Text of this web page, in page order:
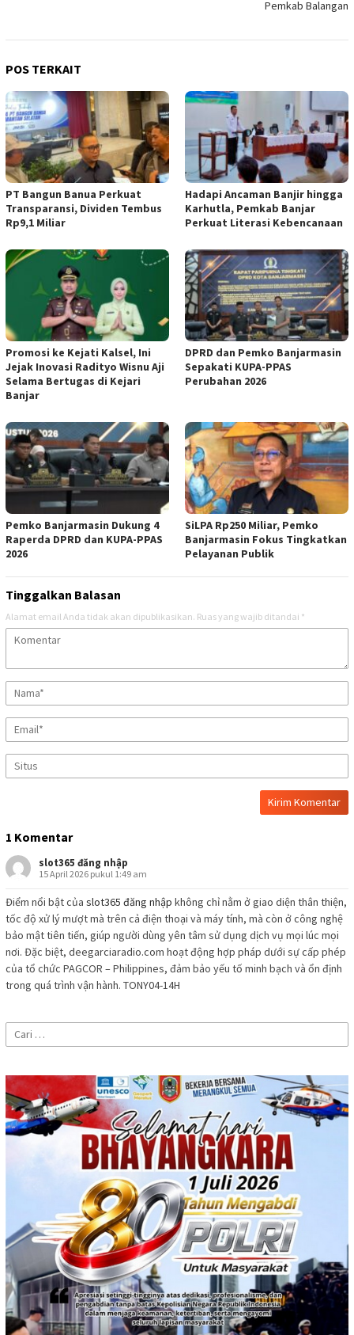
Pemkab Balangan
POS TERKAIT
PT Bangun Banua Perkuat
Transparansi, Dividen Tembus
Rp9,1 Miliar
Hadapi Ancaman Banjir hingga
Karhutla, Pemkab Banjar
Perkuat Literasi Kebencanaan
Promosi ke Kejati Kalsel, Ini
Jejak Inovasi Radityo Wisnu Aji
Selama Bertugas di Kejari
Banjar
DPRD dan Pemko Banjarmasin
Sepakati KUPA-PPAS
Perubahan 2026
Pemko Banjarmasin Dukung 4
Raperda DPRD dan KUPA-PPAS
2026
SiLPA Rp250 Miliar, Pemko
Banjarmasin Fokus Tingkatkan
Pelayanan Publik
Tinggalkan Balasan
Alamat email Anda tidak akan dipublikasikan. Ruas yang wajib ditandai *
1 Komentar
slot365 đăng nhập
15 April 2026 pukul 1:49 am
Điểm nổi bật của slot365 đăng nhập không chỉ nằm ở giao diện thân thiện,
tốc độ xử lý mượt mà trên cả điện thoại và máy tính, mà còn ở công nghệ
bảo mật tiên tiến, giúp người dùng yên tâm sử dụng dịch vụ mọi lúc mọi
nơi. Đặc biệt, deegarciaradio.com hoạt động hợp pháp dưới sự cấp phép
của tổ chức PAGCOR – Philippines, đảm bảo yếu tố minh bạch và ổn định
trong quá trình vận hành. TONY04-14H
Cari
untuk: